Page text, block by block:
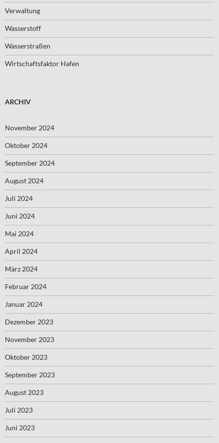
Verwaltung
Wasserstoff
Wasserstraßen
Wirtschaftsfaktor Hafen
ARCHIV
November 2024
Oktober 2024
September 2024
August 2024
Juli 2024
Juni 2024
Mai 2024
April 2024
März 2024
Februar 2024
Januar 2024
Dezember 2023
November 2023
Oktober 2023
September 2023
August 2023
Juli 2023
Juni 2023